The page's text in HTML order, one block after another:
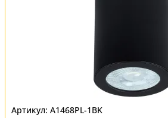
A1468PL-1BK